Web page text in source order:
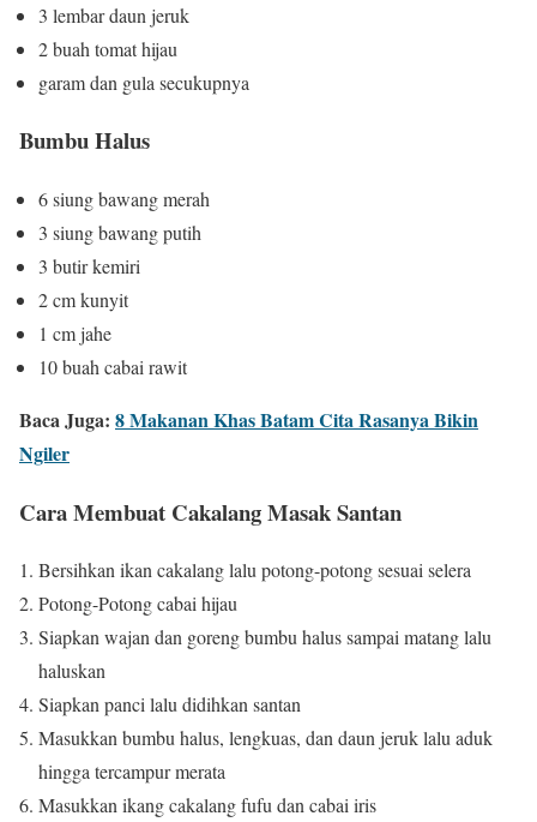
3 lembar daun jeruk
2 buah tomat hijau
garam dan gula secukupnya
Bumbu Halus
6 siung bawang merah
3 siung bawang putih
3 butir kemiri
2 cm kunyit
1 cm jahe
10 buah cabai rawit
Baca Juga: 8 Makanan Khas Batam Cita Rasanya Bikin
Ngiler
Cara Membuat Cakalang Masak Santan
Bersihkan ikan cakalang lalu potong-potong sesuai selera
Potong-Potong cabai hijau
Siapkan wajan dan goreng bumbu halus sampai matang lalu
haluskan
Siapkan panci lalu didihkan santan
Masukkan bumbu halus, lengkuas, dan daun jeruk lalu aduk
hingga tercampur merata
Masukkan ikang cakalang fufu dan cabai iris